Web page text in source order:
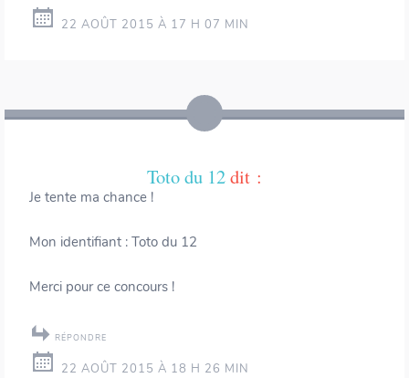
22 AOÛT 2015 À 17 H 07 MIN
Toto du 12dit :
Je tente ma chance !
Mon identifiant : Toto du 12
Merci pour ce concours !
RÉPONDRE
22 AOÛT 2015 À 18 H 26 MIN